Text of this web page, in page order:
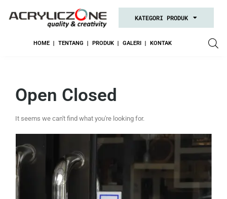
KATEGORI PRODUK
HOME TENTANG PRODUK GALERI KONTAK
Open Closed
It seems we can't find what you're looking for.